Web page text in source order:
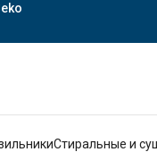
Стиральные и